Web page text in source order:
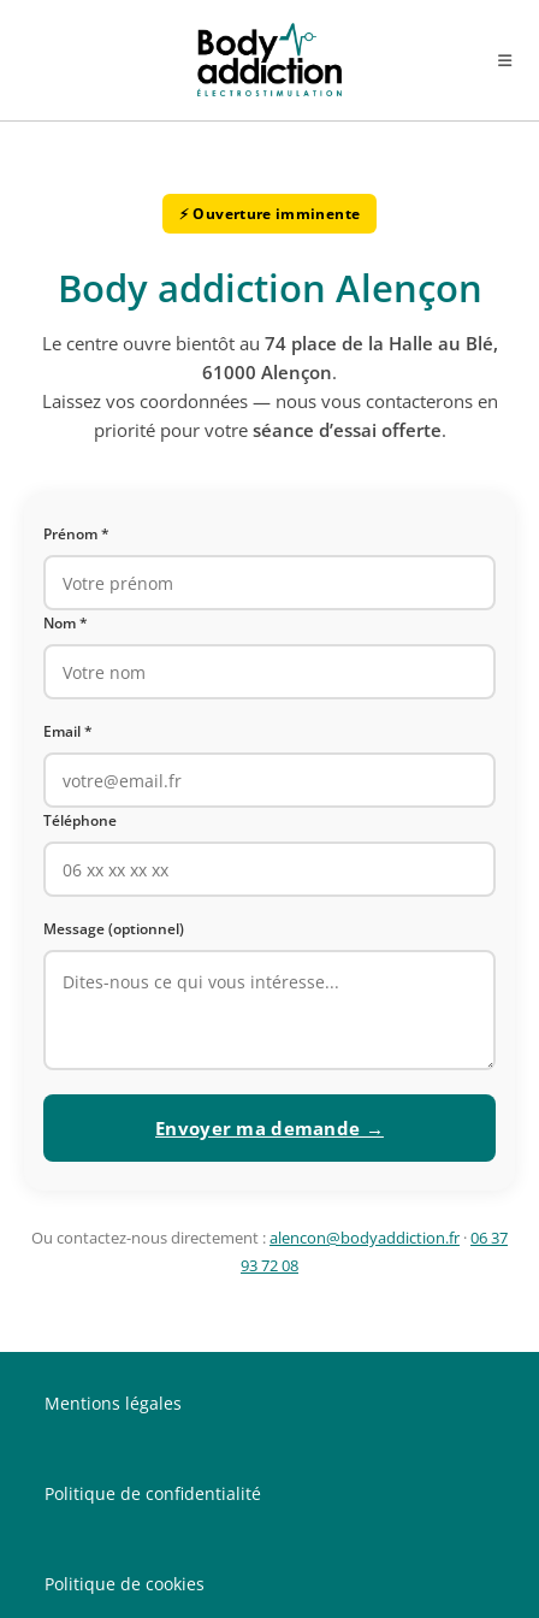
⚡ Ouverture imminente
Body addiction Alençon
Le centre ouvre bientôt au 74 place de la Halle au Blé,
61000 Alençon.
Laissez vos coordonnées — nous vous contacterons en
priorité pour votre séance d’essai offerte.
Prénom *
Nom *
Email *
Téléphone
Message (optionnel)
Envoyer ma demande →
Ou contactez-nous directement :alencon@bodyaddiction.fr ·06 37
93 72 08
Mentions légales
Politique de confidentialité
Politique de cookies